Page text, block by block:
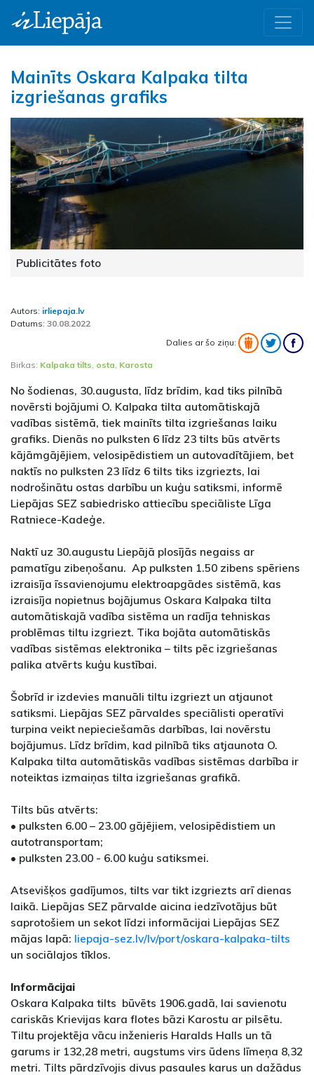
Mainīts Oskara Kalpaka tilta
izgriešanas grafiks
Publicitātes foto
Autors: irliepaja.lv
Datums: 30.08.2022
Dalies ar šo ziņu:
Birkas: Kalpaka tilts osta Karosta
No šodienas, 30.augusta, līdz brīdim, kad tiks pilnībā
novērsti bojājumi O. Kalpaka tilta automātiskajā
vadības sistēmā, tiek mainīts tilta izgriešanas laiku
grafiks. Dienās no pulksten 6 līdz 23 tilts būs atvērts
kājāmgājējiem, velosipēdistiem un autovadītājiem, bet
naktīs no pulksten 23 līdz 6 tilts tiks izgriezts, lai
nodrošinātu ostas darbību un kuģu satiksmi, informē
Liepājas SEZ sabiedrisko attiecību speciāliste Līga
Ratniece-Kadeģe.
Naktī uz 30.augustu Liepājā plosījās negaiss ar
pamatīgu zibeņošanu. Ap pulksten 1.50 zibens spēriens
izraisīja īssavienojumu elektroapgādes sistēmā, kas
izraisīja nopietnus bojājumus Oskara Kalpaka tilta
automātiskajā vadība sistēma un radīja tehniskas
problēmas tiltu izgriezt. Tika bojāta automātiskās
vadības sistēmas elektronika – tilts pēc izgriešanas
palika atvērts kuģu kustībai.
Šobrīd ir izdevies manuāli tiltu izgriezt un atjaunot
satiksmi. Liepājas SEZ pārvaldes speciālisti operatīvi
turpina veikt nepieciešamās darbības, lai novērstu
bojājumus. Līdz brīdim, kad pilnībā tiks atjaunota O.
Kalpaka tilta automātiskās vadības sistēmas darbība ir
noteiktas izmaiņas tilta izgriešanas grafikā.
Tilts būs atvērts:
• pulksten 6.00 – 23.00 gājējiem, velosipēdistiem un
autotransportam;
• pulksten 23.00 - 6.00 kuģu satiksmei.
Atsevišķos gadījumos, tilts var tikt izgriezts arī dienas
laikā. Liepājas SEZ pārvalde aicina iedzīvotājus būt
saprotošiem un sekot līdzi informācijai Liepājas SEZ
mājas lapā: liepaja-sez.lv/lv/port/oskara-kalpaka-tilts
un sociālajos tīklos.
Informācijai
Oskara Kalpaka tilts būvēts 1906.gadā, lai savienotu
cariskās Krievijas kara flotes bāzi Karostu ar pilsētu.
Tiltu projektēja vācu inženieris Haralds Halls un tā
garums ir 132,28 metri, augstums virs ūdens līmeņa 8,32
metri. Tilts pārdzīvojis divus pasaules karus un dažādus